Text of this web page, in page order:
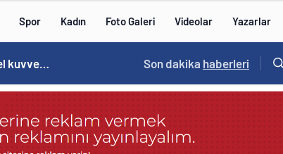
Spor Kadın Foto Galeri Videolar Yazarlar
Norweç silahlı kuvvetleri kadınlardan oluşan özel kuvvetler eğitimlerini başlattı. 15:20 /
Son dakika haberleri